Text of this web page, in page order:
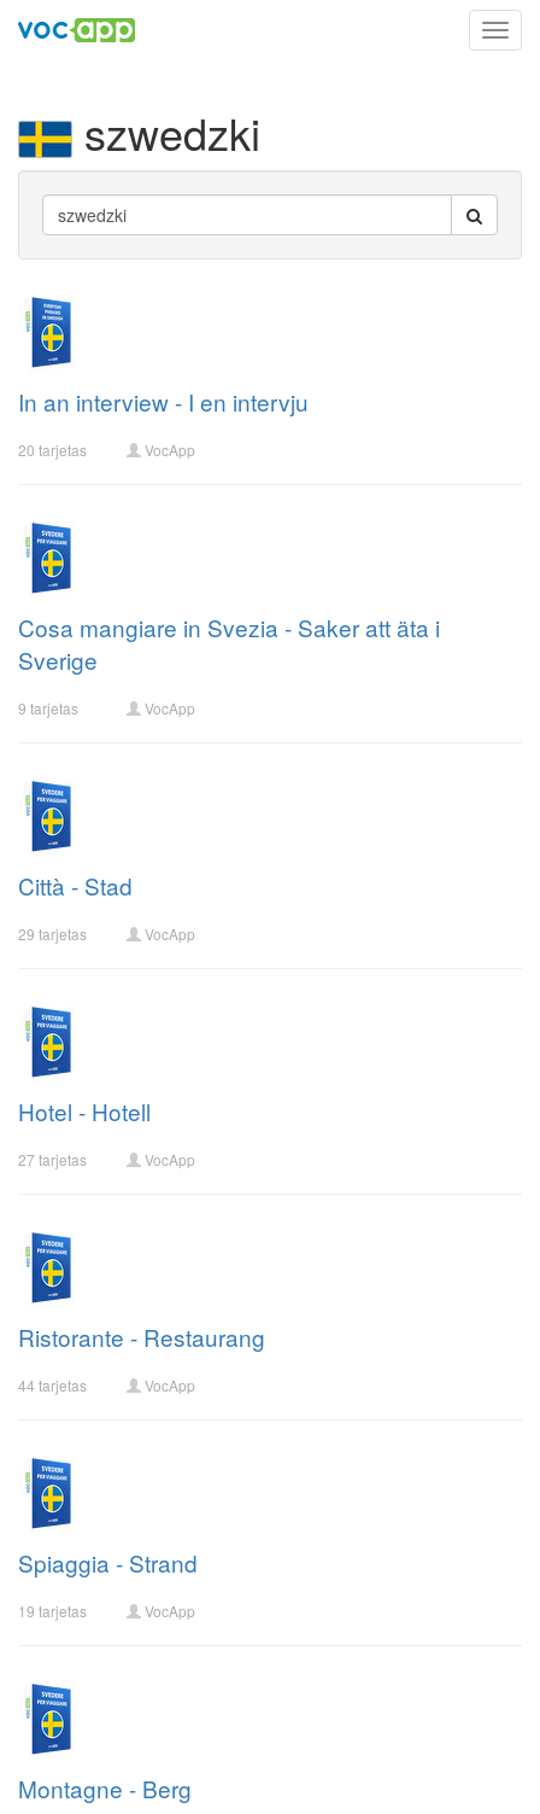
szwedzki
In an interview - I en intervju
20 tarjetas VocApp
Cosa mangiare in Svezia - Saker att äta i
Sverige
9 tarjetas VocApp
Città - Stad
29 tarjetas VocApp
Hotel - Hotell
27 tarjetas VocApp
Ristorante - Restaurang
44 tarjetas VocApp
Spiaggia - Strand
19 tarjetas VocApp
Montagne - Berg